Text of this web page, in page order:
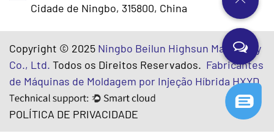
Cidade de Ningbo, 315800, China
Copyright © 2025 Ningbo Beilun Highsun Machinery
Co., Ltd. Todos os Direitos Reservados. Fabricantes
de Máquinas de Moldagem por Injeção Híbrida HXYD
POLÍTICA DE PRIVACIDADE